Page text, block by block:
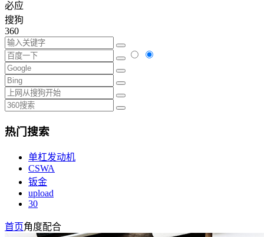
必应
搜狗
360
热门搜索
单杠发动机
CSWA
钣金
upload
30
首页角度配合